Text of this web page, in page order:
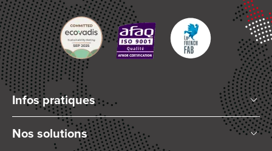
Infos pratiques
Qui sommes-nous ?
Articles et Actualités
Nos solutions